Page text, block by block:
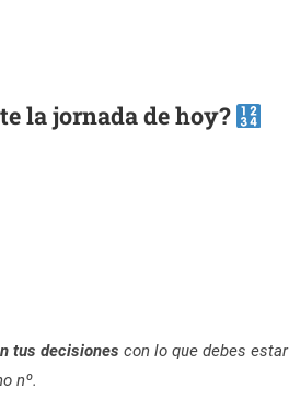
la jornada de hoy?
tus decisiones con lo que debes estar
nº.